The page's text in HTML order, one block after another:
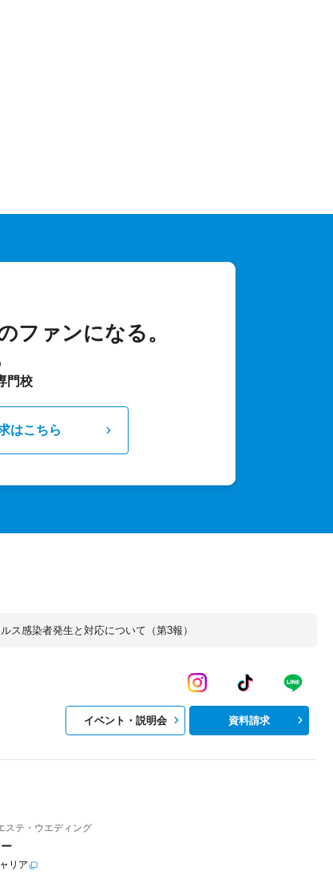
ファンになる。
門校
はこちら
ス感染者発生と対応について（第3報）
イベント・説明会 資料請求
ステ・ウエディング
リア